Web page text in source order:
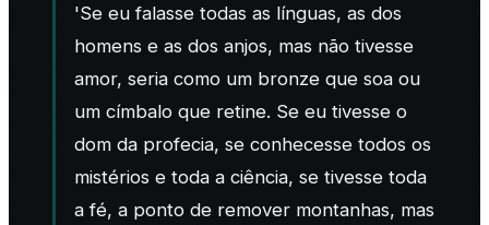
'Se eu falasse todas as línguas, as dos
homens e as dos anjos, mas não tivesse
amor, seria como um bronze que soa ou
um címbalo que retine. Se eu tivesse o
dom da profecia, se conhecesse todos os
mistérios e toda a ciência, se tivesse toda
a fé, a ponto de remover montanhas, mas